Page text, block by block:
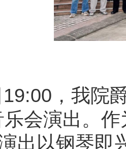
，我院
乐会演出。
出以钢琴即